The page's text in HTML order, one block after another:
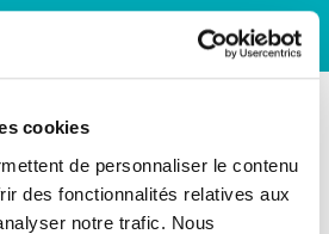
cookies
de personnaliser le contenu
des fonctionnalités relatives aux
notre trafic. Nous